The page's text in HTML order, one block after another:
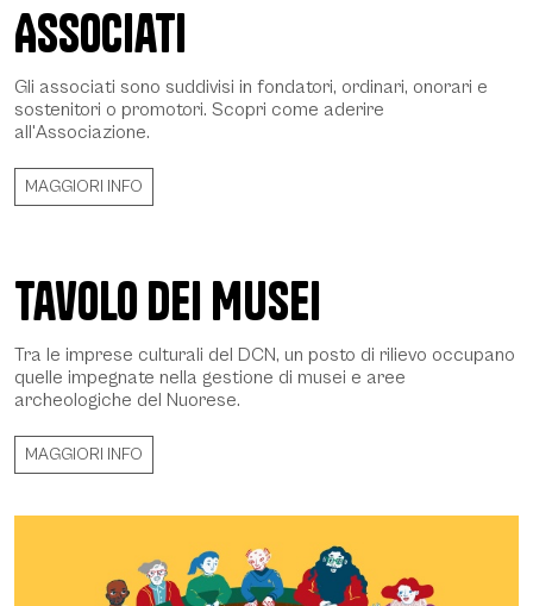
Associati
Gli associati sono suddivisi in fondatori, ordinari, onorari e
sostenitori o promotori. Scopri come aderire
all'Associazione.
MAGGIORI INFO
Tavolo dei Musei
Tra le imprese culturali del DCN, un posto di rilievo occupano
quelle impegnate nella gestione di musei e aree
archeologiche del Nuorese.
MAGGIORI INFO